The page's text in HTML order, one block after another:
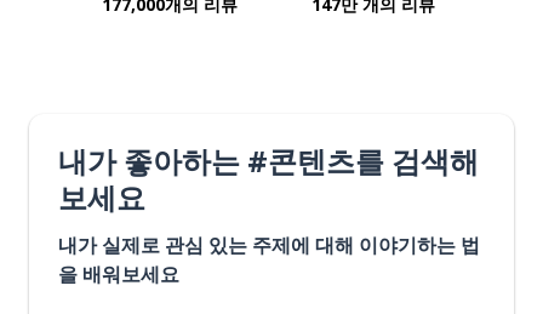
내가 좋아하는 #콘텐츠를 검색해
보세요
내가 실제로 관심 있는 주제에 대해 이야기하는 법
을 배워보세요